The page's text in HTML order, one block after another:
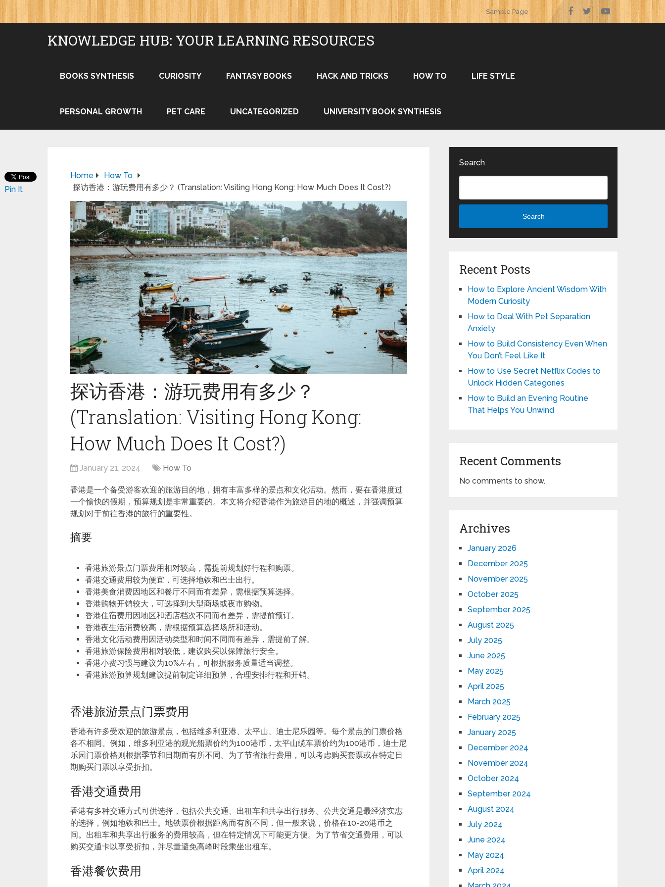
Sample Page
KNOWLEDGE HUB: YOUR LEARNING RESOURCES
BOOKS SYNTHESIS CURIOSITY FANTASY BOOKS HACK AND TRICKS HOW TO LIFE STYLE
PERSONAL GROWTH PET CARE UNCATEGORIZED UNIVERSITY BOOK SYNTHESIS
Home
How To
探访香港：游玩费用有多少？ (Translation: Visiting Hong Kong: How Much Does It Cost?)
探访香港：游玩费用有多少？
(Translation: Visiting Hong Kong:
How Much Does It Cost?)
January 21, 2024 How To
香港是一个备受游客欢迎的旅游目的地，拥有丰富多样的景点和文化活动。然而，要在香港度过
一个愉快的假期，预算规划是非常重要的。本文将介绍香港作为旅游目的地的概述，并强调预算
规划对于前往香港的旅行的重要性。
摘要
香港旅游景点门票费用相对较高，需提前规划好行程和购票。
香港交通费用较为便宜，可选择地铁和巴士出行。
香港美食消费因地区和餐厅不同而有差异，需根据预算选择。
香港购物开销较大，可选择到大型商场或夜市购物。
香港住宿费用因地区和酒店档次不同而有差异，需提前预订。
香港夜生活消费较高，需根据预算选择场所和活动。
香港文化活动费用因活动类型和时间不同而有差异，需提前了解。
香港旅游保险费用相对较低，建议购买以保障旅行安全。
香港小费习惯与建议为10%左右，可根据服务质量适当调整。
香港旅游预算规划建议提前制定详细预算，合理安排行程和开销。
香港旅游景点门票费用
香港有许多受欢迎的旅游景点，包括维多利亚港、太平山、迪士尼乐园等。每个景点的门票价格
各不相同。例如，维多利亚港的观光船票价约为100港币，太平山缆车票价约为100港币，迪士尼
乐园门票价格则根据季节和日期而有所不同。为了节省旅行费用，可以考虑购买套票或在特定日
期购买门票以享受折扣。
香港交通费用
香港有多种交通方式可供选择，包括公共交通、出租车和共享出行服务。公共交通是最经济实惠
的选择，例如地铁和巴士。地铁票价根据距离而有所不同，但一般来说，价格在10-20港币之
间。出租车和共享出行服务的费用较高，但在特定情况下可能更方便。为了节省交通费用，可以
购买交通卡以享受折扣，并尽量避免高峰时段乘坐出租车。
香港餐饮费用
Pin It
Search
Search
Recent Posts
How to Explore Ancient Wisdom With
Modern Curiosity
How to Deal With Pet Separation
Anxiety
How to Build Consistency Even When
You Don’t Feel Like It
How to Use Secret Netflix Codes to
Unlock Hidden Categories
How to Build an Evening Routine
That Helps You Unwind
Recent Comments
No comments to show.
Archives
January 2026
December 2025
November 2025
October 2025
September 2025
August 2025
July 2025
June 2025
May 2025
April 2025
March 2025
February 2025
January 2025
December 2024
November 2024
October 2024
September 2024
August 2024
July 2024
June 2024
May 2024
April 2024